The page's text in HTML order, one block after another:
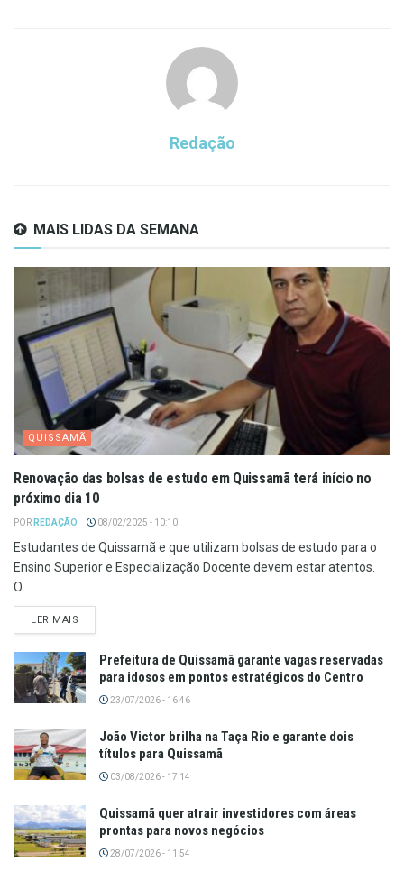
Redação
MAIS LIDAS DA SEMANA
QUISSAMÃ
Renovação das bolsas de estudo em Quissamã terá início no
próximo dia 10
POR REDAÇÃO 08/02/2025 - 10:10
Estudantes de Quissamã e que utilizam bolsas de estudo para o
Ensino Superior e Especialização Docente devem estar atentos.
O...
LER MAIS
Prefeitura de Quissamã garante vagas reservadas
para idosos em pontos estratégicos do Centro
23/07/2026 - 16:46
João Victor brilha na Taça Rio e garante dois
títulos para Quissamã
03/08/2026 - 17:14
Quissamã quer atrair investidores com áreas
prontas para novos negócios
28/07/2026 - 11:54